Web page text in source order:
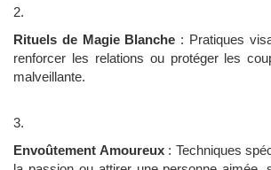
Rituels de Magie Blanche : Pratiques
renforcer les relations ou protéger les
malveillante.
Envoûtement Amoureux: Techniques